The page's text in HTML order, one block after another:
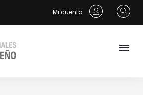
Mi cuenta